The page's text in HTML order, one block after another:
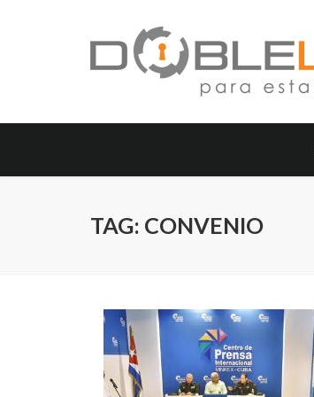
TAG: CONVENIO